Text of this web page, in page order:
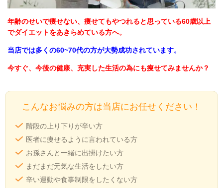
年齢のせいで痩せない、痩せてもやつれると思っている60歳以上
でダイエットをあきらめている方へ。
当店では多くの60~70代の方が大勢成功されています。
今すぐ、今後の健康、充実した生活の為にも痩せてみませんか？
こんなお悩みの方は当店にお任せください！
階段の上り下りが辛い方
医者に痩せるように言われている方
お孫さんと一緒に出掛けたい方
まだまだ元気な生活をしたい方
辛い運動や食事制限をしたくない方